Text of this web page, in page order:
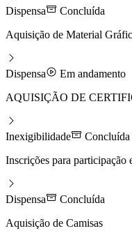
Dispensa
Concluída
Aquisição de Material
Dispensa
Em andamento
AQUISIÇÃO DE
Inexigibilidade
Concluída
Inscrições para participação
Dispensa
Concluída
Aquisição de Camisas